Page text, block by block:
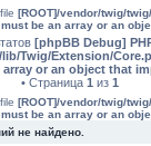
[ROOT]/vendor/twig/
be an array or an
[phpBB Debug]
Twig/Extension/
array or an object that
• Страница 1 из 1
[ROOT]/vendor/twig/
be an array or an
не найдено.